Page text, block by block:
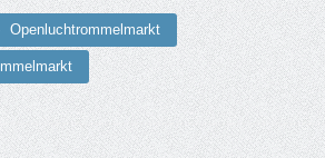
Openluchtrommelmarkt